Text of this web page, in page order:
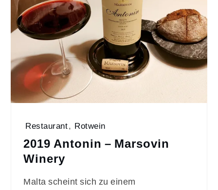
Restaurant, Rotwein
2019 Antonin – Marsovin
Winery
Malta scheint sich zu einem